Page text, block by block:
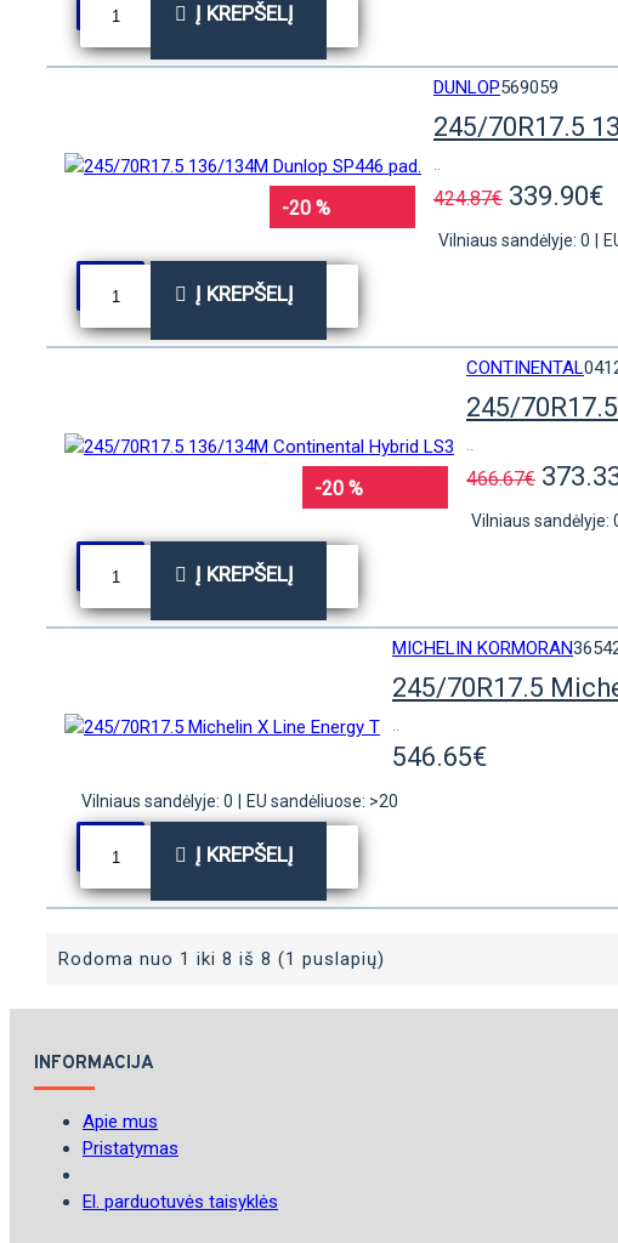
Į KREPŠELĮ
-20 %
DUNLOP569059
245/70R17.5
..
424.87€ 339.90€
Vilniaus sandėlyje: 0
Į KREPŠELĮ
-20 %
CONTINENTAL
245/
..
466.67€
Vilniaus sandėlyje:
Į KREPŠELĮ
MICHELIN KORMORAN
245/70R17.5
..
546.65€
Vilniaus sandėlyje: 0 EU sandėliuose: >20
Į KREPŠELĮ
Rodoma nuo 1 iki 8 iš 8 (1 puslapių)
INFORMACIJA
Apie mus
Pristatymas
El. parduotuvės taisyklės